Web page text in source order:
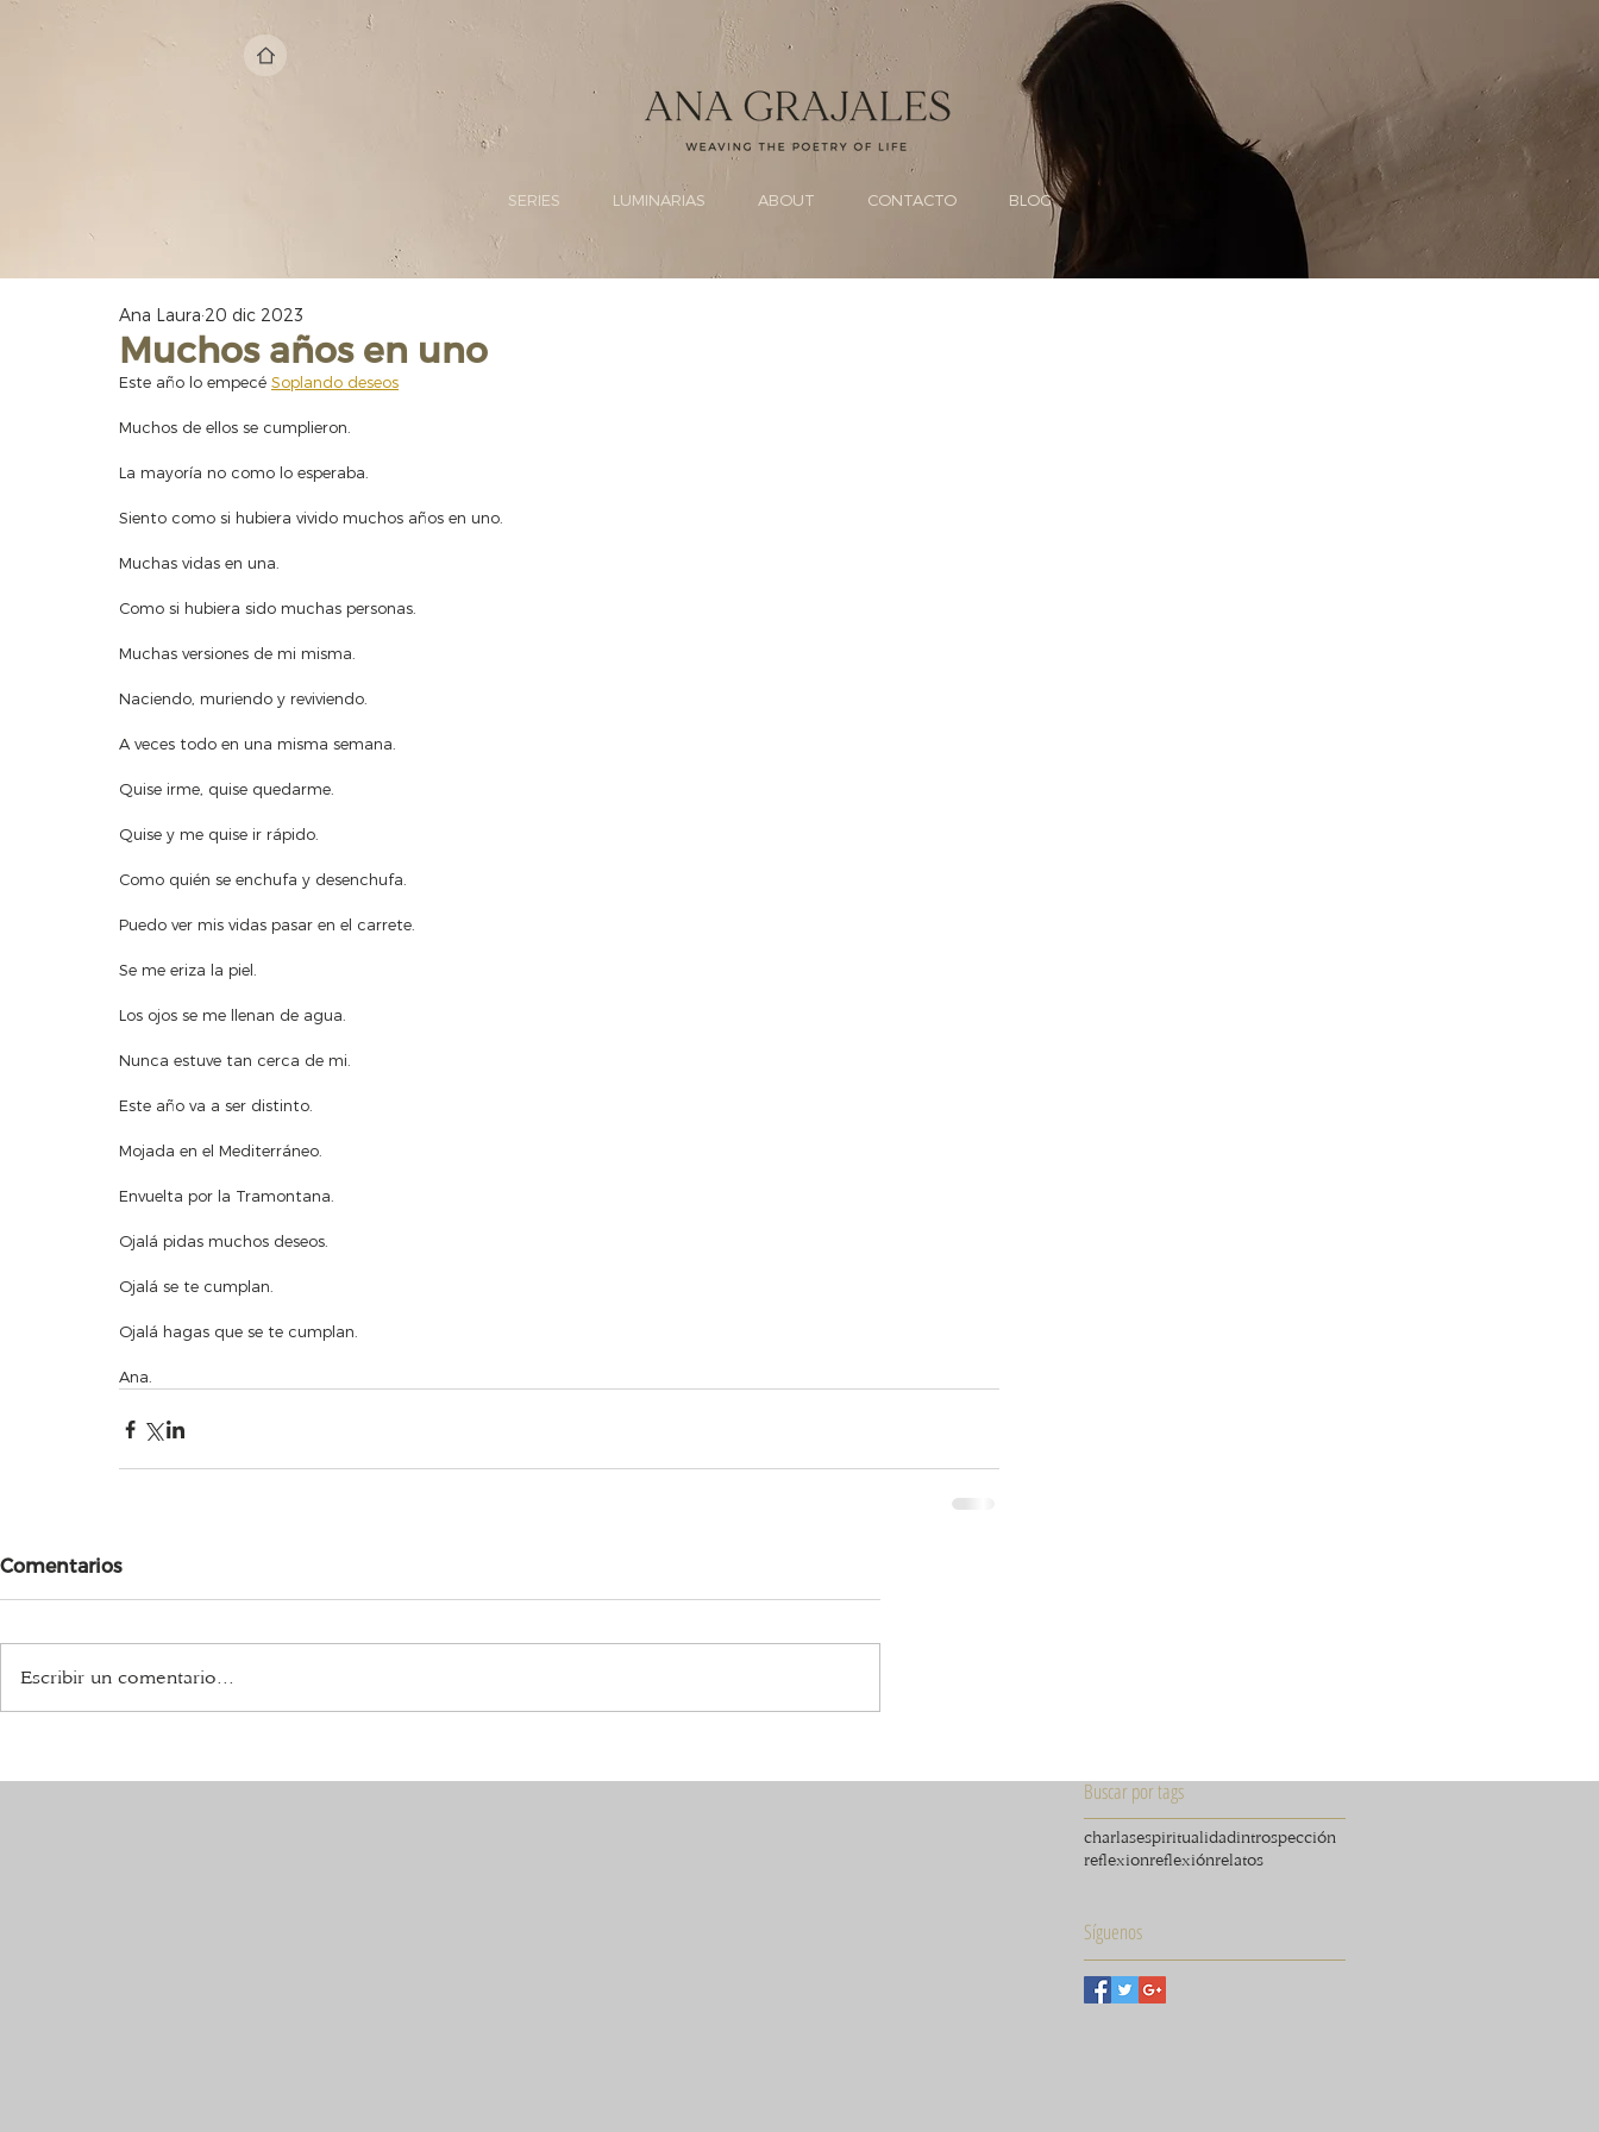
SERIES LUMINARIAS ABOUT CONTACTO BLOG
Muchos años en uno
Ana Laura 20 dic 2023
Este año lo empecé Soplando deseos
Muchos de ellos se cumplieron.
La mayoría no como lo esperaba.
Siento como si hubiera vivido muchos años en uno.
Muchas vidas en una.
Como si hubiera sido muchas personas.
Muchas versiones de mi misma.
Naciendo, muriendo y reviviendo.
A veces todo en una misma semana.
Quise irme, quise quedarme.
Quise y me quise ir rápido.
Como quién se enchufa y desenchufa.
Puedo ver mis vidas pasar en el carrete.
Se me eriza la piel.
Los ojos se me llenan de agua.
Nunca estuve tan cerca de mi.
Este año va a ser distinto.
Mojada en el Mediterráneo.
Envuelta por la Tramontana.
Ojalá pidas muchos deseos.
Ojalá se te cumplan.
Ojalá hagas que se te cumplan.
Ana.
Comentarios
Escribir un comentario...
Buscar por tags
charlasespiritualidadintrospección
reflexionreflexiónrelatos
Síguenos